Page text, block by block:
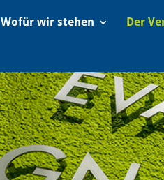
Wofür wir stehen Der